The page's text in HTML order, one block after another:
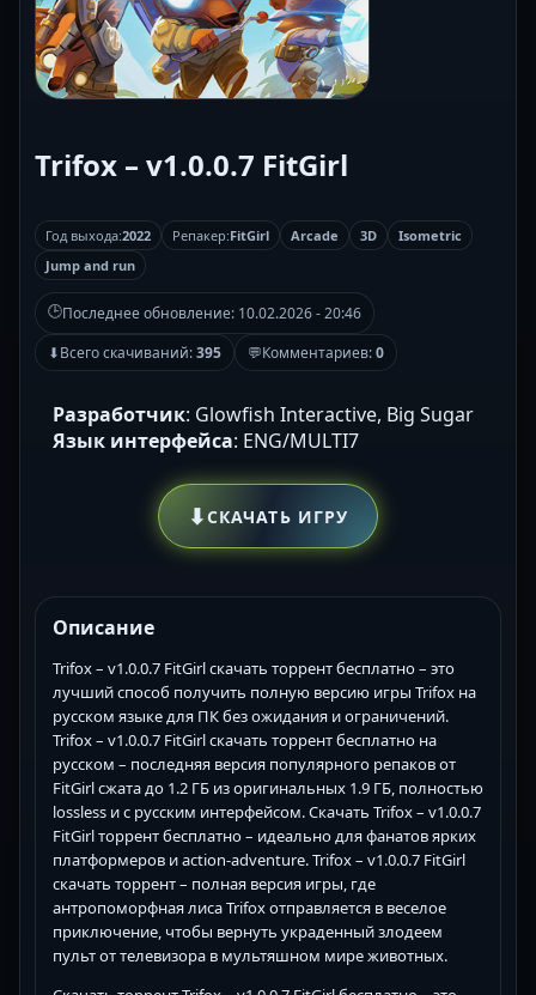
Trifox – v1.0.0.7 FitGirl
Год выхода:2022 Репакер:FitGirl Arcade 3D
Isometric
Jump and run
🕒Последнее обновление: 10.02.2026 - 20:46
⬇Всего скачиваний:395 💬Комментариев:0
Разработчик: Glowfish Interactive, Big Sugar
Язык интерфейса: ENG/MULTI7
⬇СКАЧАТЬ ИГРУ
Описание
Trifox – v1.0.0.7 FitGirl скачать торрент бесплатно – это
лучший способ получить полную версию игры Trifox на
русском языке для ПК без ожидания и ограничений.
Trifox – v1.0.0.7 FitGirl скачать торрент бесплатно на
русском – последняя версия популярного репаков от
FitGirl сжата до 1.2 ГБ из оригинальных 1.9 ГБ, полностью
lossless и с русским интерфейсом. Скачать Trifox – v1.0.0.7
FitGirl торрент бесплатно – идеально для фанатов ярких
платформеров и action-adventure. Trifox – v1.0.0.7 FitGirl
скачать торрент – полная версия игры, где
антропоморфная лиса Trifox отправляется в веселое
приключение, чтобы вернуть украденный злодеем
пульт от телевизора в мультяшном мире животных.